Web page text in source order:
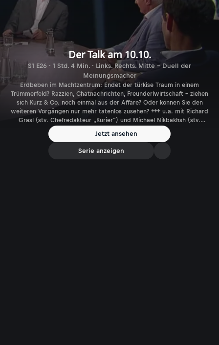
Der Talk am 10.10.
S1 E26 · 1 Std. 4 Min. · Links. Rechts. Mitte - Duell der
Meinungsmacher
Erdbeben im Machtzentrum: Endet der türkise Traum in einem
Trümmerfeld? Razzien, Chatnachrichten, Freunderlwirtschaft – ziehen
sich Kurz & Co. noch einmal aus der Affäre? Oder können Sie den
weiteren Vorgängen nur mehr tatenlos zusehen? +++ u.a. mit Richard
Grasl (stv. Chefredakteur „Kurier“) und Michael Nikbakhsh (stv.
Jetzt ansehen
Serie anzeigen